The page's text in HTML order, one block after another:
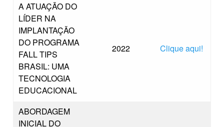
A ATUAÇÃO DO
LÍDER NA
IMPLANTAÇÃO
DO PROGRAMA
FALL TIPS
BRASIL: UMA
TECNOLOGIA
EDUCACIONAL
2022 Clique aqui!
ABORDAGEM
INICIAL DO